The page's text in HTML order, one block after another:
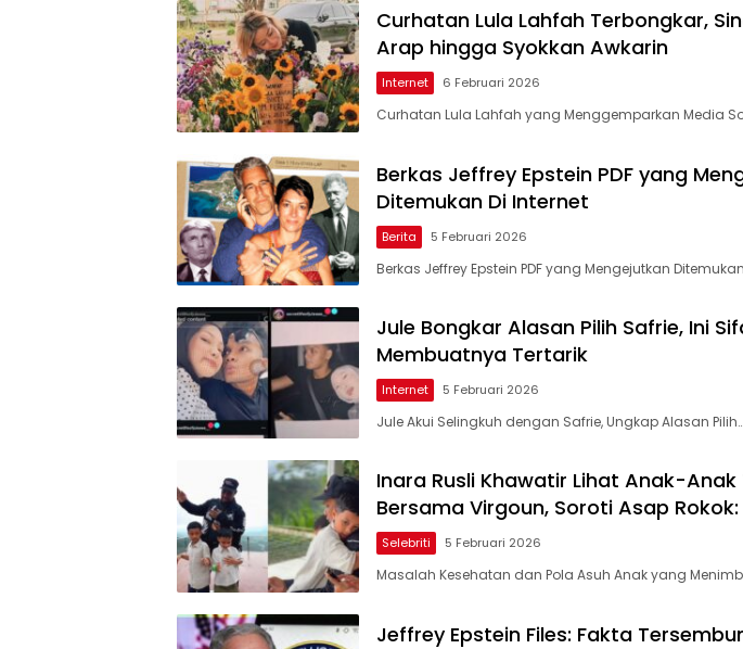
Curhatan Lula Lahfah Terbongkar,
Arap hingga Syokkan Awkarin
Internet 6 Februari 2026
Curhatan Lula Lahfah yang Menggemparkan Media
Berkas Jeffrey Epstein PDF yang
Ditemukan Di Internet
Berita 5 Februari 2026
Berkas Jeffrey Epstein PDF yang Mengejutkan
Jule Bongkar Alasan Pilih Safrie, Ini
Membuatnya Tertarik
Internet 5 Februari 2026
Jule Akui Selingkuh dengan Safrie, Ungkap Alasan Pilih…
Inara Rusli Khawatir Lihat Anak-Anak
Bersama Virgoun, Soroti Asap
Selebriti 5 Februari 2026
Masalah Kesehatan dan Pola Asuh Anak yang
Jeffrey Epstein Files: Fakta